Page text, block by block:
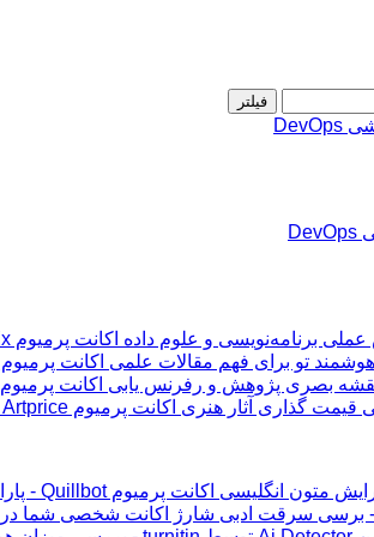
فیلتر
اکانت پرمیوم LabEx - پلتفرم آموزش عملی برنامه‌نویسی و علوم داده
اکانت پرمیوم Explainpaper - همراه هوشمند تو برای فهم مقالات علمی
اکانت پرمیوم Connected Papers - نقشه بصری پژوهش و رفرنس یابی
اکانت پرمیوم Artprice - دیتابیس جهانی قیمت ‌گذاری آثار هنری
اکانت پرمیوم Quillbot - پارافریز و ویرایش متون انگلیسی
شارژ اکانت شخصی شما در Turnitin - برسی سرقت ادبی